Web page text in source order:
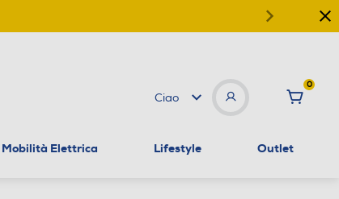
Ciao
0
Mobilità Elettrica Lifestyle Outlet